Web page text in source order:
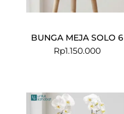
BUNGA MEJA SOLO 6
Rp1.150.000